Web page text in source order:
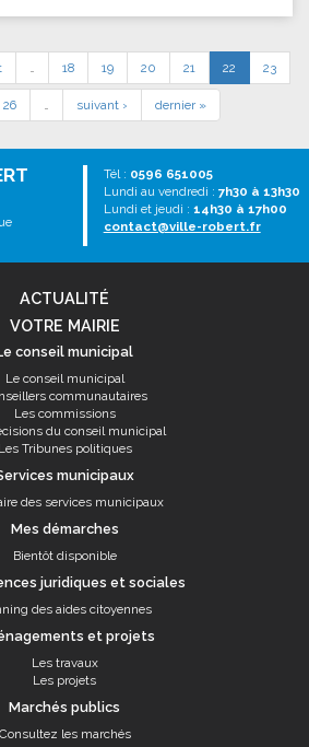
… 18 19 20 21 22 23
26 … suivant › dernier »
Tél : 0596 651005
Lundi au vendredi : 7h30 à 13h30
Lundi et jeudi : 14h30 à 17h00
contact@ville-robert.fr
ACTUALITÉ
VOTRE MAIRIE
conseil municipal
Le conseil municipal
communautaires
Les commissions
du conseil municipal
Les Tribunes politiques
municipaux
des services municipaux
Mes démarches
Bientôt disponible
juridiques et sociales
des aides citoyennes
et projets
Les travaux
Les projets
Marchés publics
Consultez les marchés